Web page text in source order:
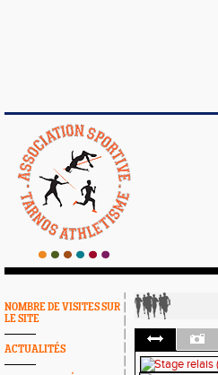
NOMBRE DE VISITES SUR
LE SITE
ACTUALITÉS